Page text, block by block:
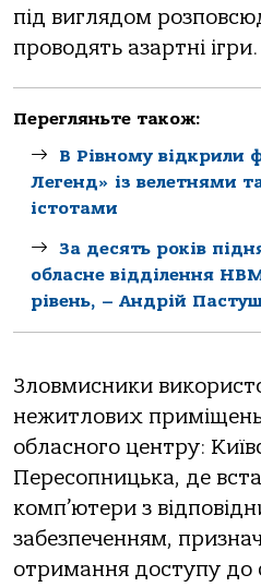
під виглядом
проводять азартні ігри.
Перегляньте також:
В Рівному відкрили
Легенд» із велетнями
істотами
За десять років
обласне відділення
рівень, – Андрій
Зловмисники
нежитлових
обласного центру:
Пересопницька, де
комп’ютери з
забезпеченням,
отримання доступу до